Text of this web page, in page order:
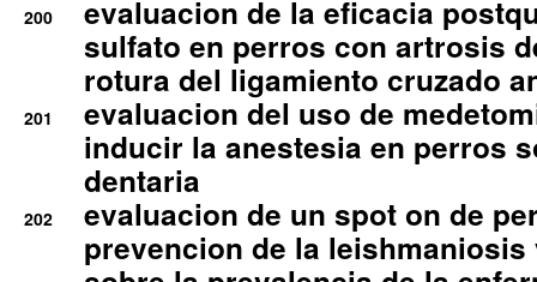
200
evaluacion de la eficacia
sulfato en perros con artrosis
rotura del ligamiento cruzado
201
evaluacion del uso de
inducir la anestesia en perros
dentaria
202
evaluacion de un spot on de
prevencion de la